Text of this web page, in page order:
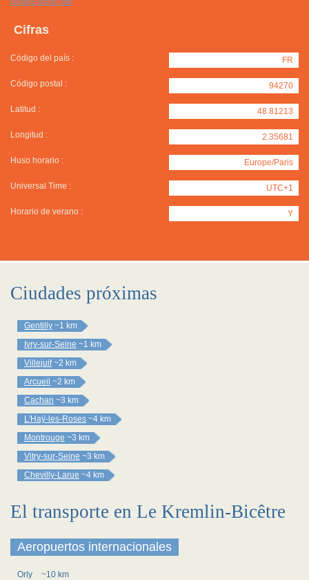
Cifras
Código del país : FR
Código postal : 94270
Latitud : 48.81213
Longitud : 2.35681
Huso horario : Europe/Paris
Universal Time : UTC+1
Horario de verano : Y
Ciudades próximas
Gentilly ~1 km
Ivry-sur-Seine ~1 km
Villejuif ~2 km
Arcueil ~2 km
Cachan ~3 km
L'Haÿ-les-Roses ~4 km
Montrouge ~3 km
Vitry-sur-Seine ~3 km
Chevilly-Larue ~4 km
El transporte en Le Kremlin-Bicêtre
Aeropuertos internacionales
Orly
~10 km